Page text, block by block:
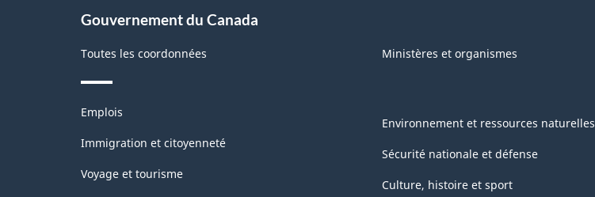
Gouvernement du Canada
Toutes les coordonnées Ministères et organismes
Thèmes
sujets
Emplois
Immigration et citoyenneté
Voyage et tourisme
Environnement et ressources naturelles
Sécurité nationale et défense
Culture, histoire et sport